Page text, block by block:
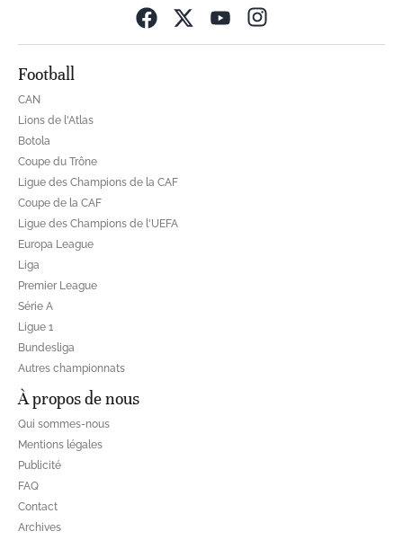
Football
CAN
Lions de l'Atlas
Botola
Coupe du Trône
Ligue des Champions de la CAF
Coupe de la CAF
Ligue des Champions de l'UEFA
Europa League
Liga
Premier League
Série A
Ligue 1
Bundesliga
Autres championnats
À propos de nous
Qui sommes-nous
Mentions légales
Publicité
FAQ
Contact
Archives